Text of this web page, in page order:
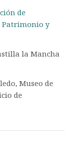
de
Patrimonio y
la Mancha
Museo de
de